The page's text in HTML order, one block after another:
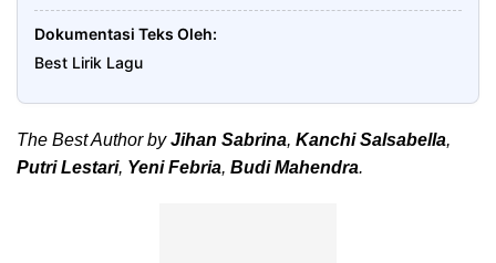
Dokumentasi Teks Oleh
Best Lirik Lagu
The Best Author byJihan Sabrina, Kanchi Salsabella,
Putri Lestari, Yeni Febria, Budi Mahendra.